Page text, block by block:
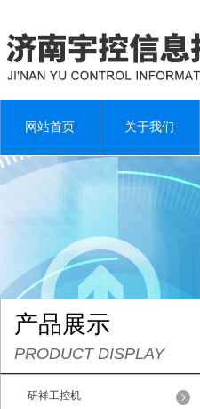
网站首页 关于我们
产品展示
PRODUCT DISPLAY
研祥工控机